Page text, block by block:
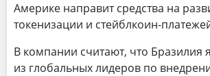
Америке направит средства на
токенизации и стейблкоин-
В компании считают, что Бразилия
из глобальных лидеров по